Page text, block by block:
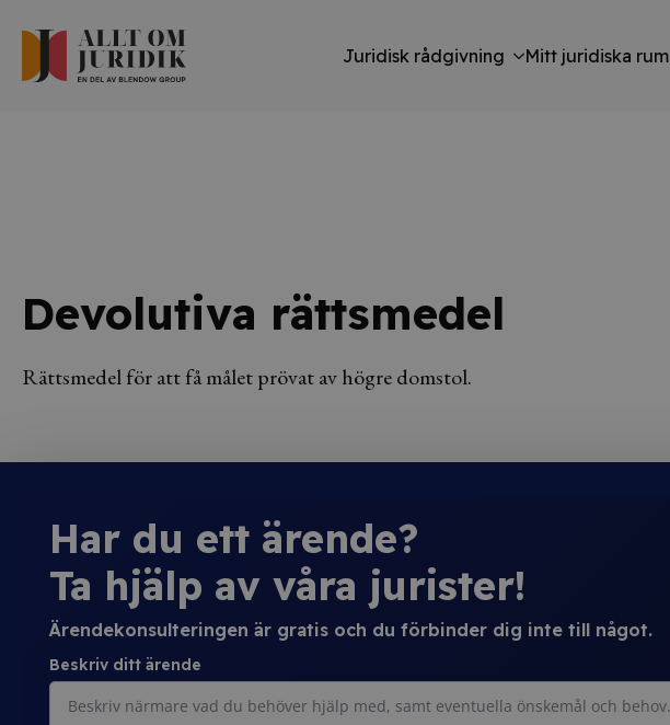
Juridisk rådgivning Mitt juridiska rum
Devolutiva rättsmedel
Rättsmedel för att få målet prövat av högre domstol.
Har du ett ärende?
Ta hjälp av våra jurister!
Ärendekonsulteringen är gratis och du förbinder dig inte till något.
Beskriv ditt ärende